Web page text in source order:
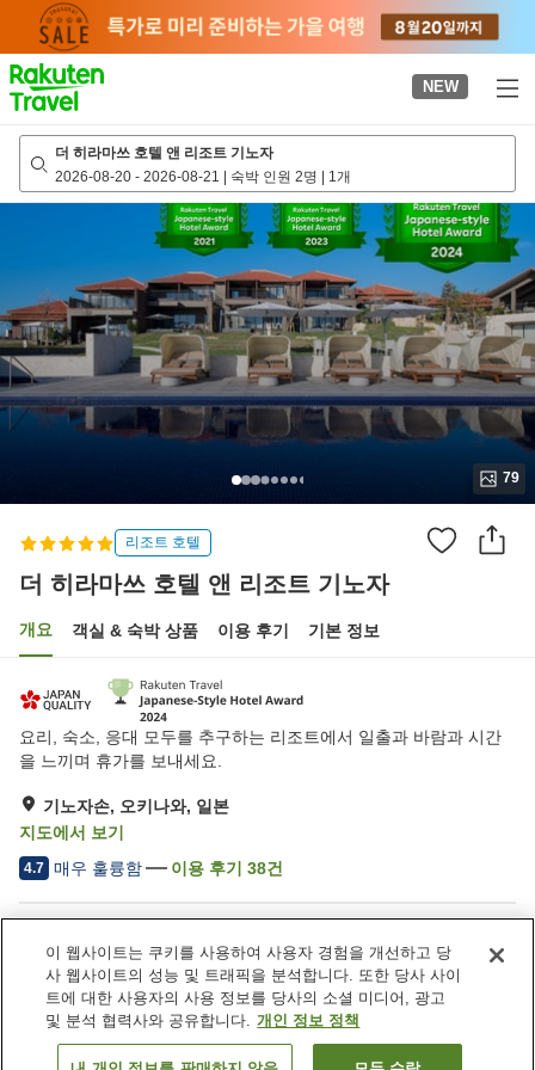
page
NEW
더 히라마쓰 호텔 앤 리조트 기노자
2026-08-20 - 2026-08-21 | 숙박 인원 2명 | 1개
79
리조트 호텔
더 히라마쓰 호텔 앤 리조트 기노자
개요 객실 & 숙박 상품 이용 후기 기본 정보
요리, 숙소, 응대 모두를 추구하는 리조트에서 일출과 바람과 시간
을 느끼며 휴가를 보내세요.
기노자손, 오키나와, 일본
지도에서 보기
4.7 매우 훌륭함 이용 후기 38건
Wi-Fi
제트 욕조
스파 / 미용실
레스토랑
일본 오키나와 기노자손
이 웹사이트는 쿠키를 사용하여 사용자 경험을 개선하고 당
사 웹사이트의 성능 및 트래픽을 분석합니다. 또한 당사 사이
트에 대한 사용자의 사용 정보를 당사의 소셜 미디어, 광고
및 분석 협력사와 공유합니다. 개인 정보 정책